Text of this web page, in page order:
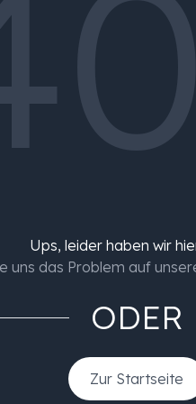
Ups, leider haben wir
uns das Problem auf
ODER
Zur Startseite